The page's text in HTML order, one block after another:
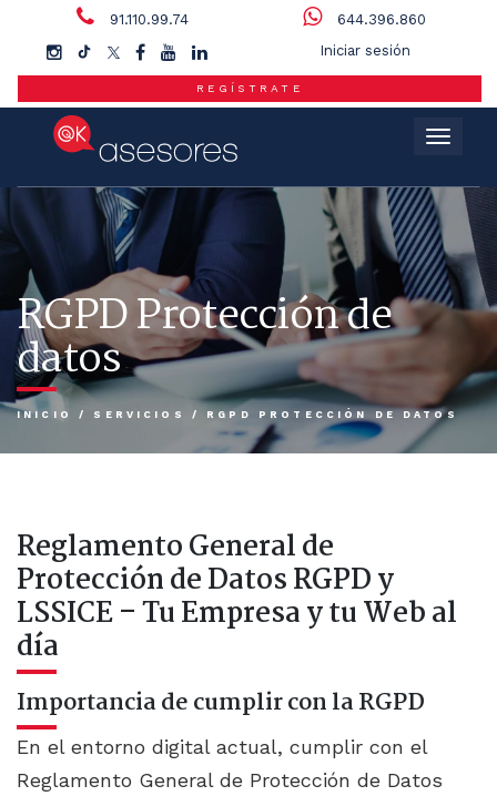
91.110.99.74
644.396.860
Iniciar sesión
REGÍSTRATE
Menú
RGPD Protección de
datos
INICIO / SERVICIOS / RGPD PROTECCIÓN DE DATOS
Reglamento General de
Protección de Datos RGPD y
LSSICE – Tu Empresa y tu Web al
día
Importancia de cumplir con la RGPD
En el entorno digital actual, cumplir con el
Reglamento General de Protección de Datos